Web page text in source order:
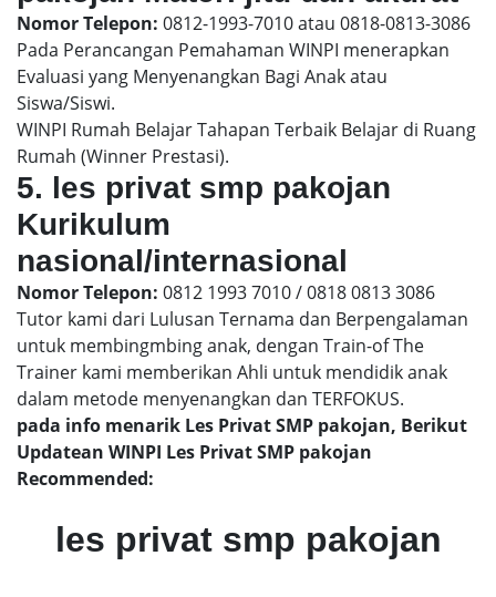
Nomor Telepon: 0812-1993-7010 atau 0818-0813-3086
Pada Perancangan Pemahaman WINPI menerapkan
Evaluasi yang Menyenangkan Bagi Anak atau
Siswa/Siswi.
WINPI Rumah Belajar Tahapan Terbaik Belajar di Ruang
Rumah (Winner Prestasi).
5. les privat smp pakojan
Kurikulum
nasional/internasional
Nomor Telepon: 0812 1993 7010 / 0818 0813 3086
Tutor kami dari Lulusan Ternama dan Berpengalaman
untuk membingmbing anak, dengan Train-of The
Trainer kami memberikan Ahli untuk mendidik anak
dalam metode menyenangkan dan TERFOKUS.
pada info menarik Les Privat SMP pakojan, Berikut
Updatean WINPI Les Privat SMP pakojan
Recommended:
les privat smp pakojan